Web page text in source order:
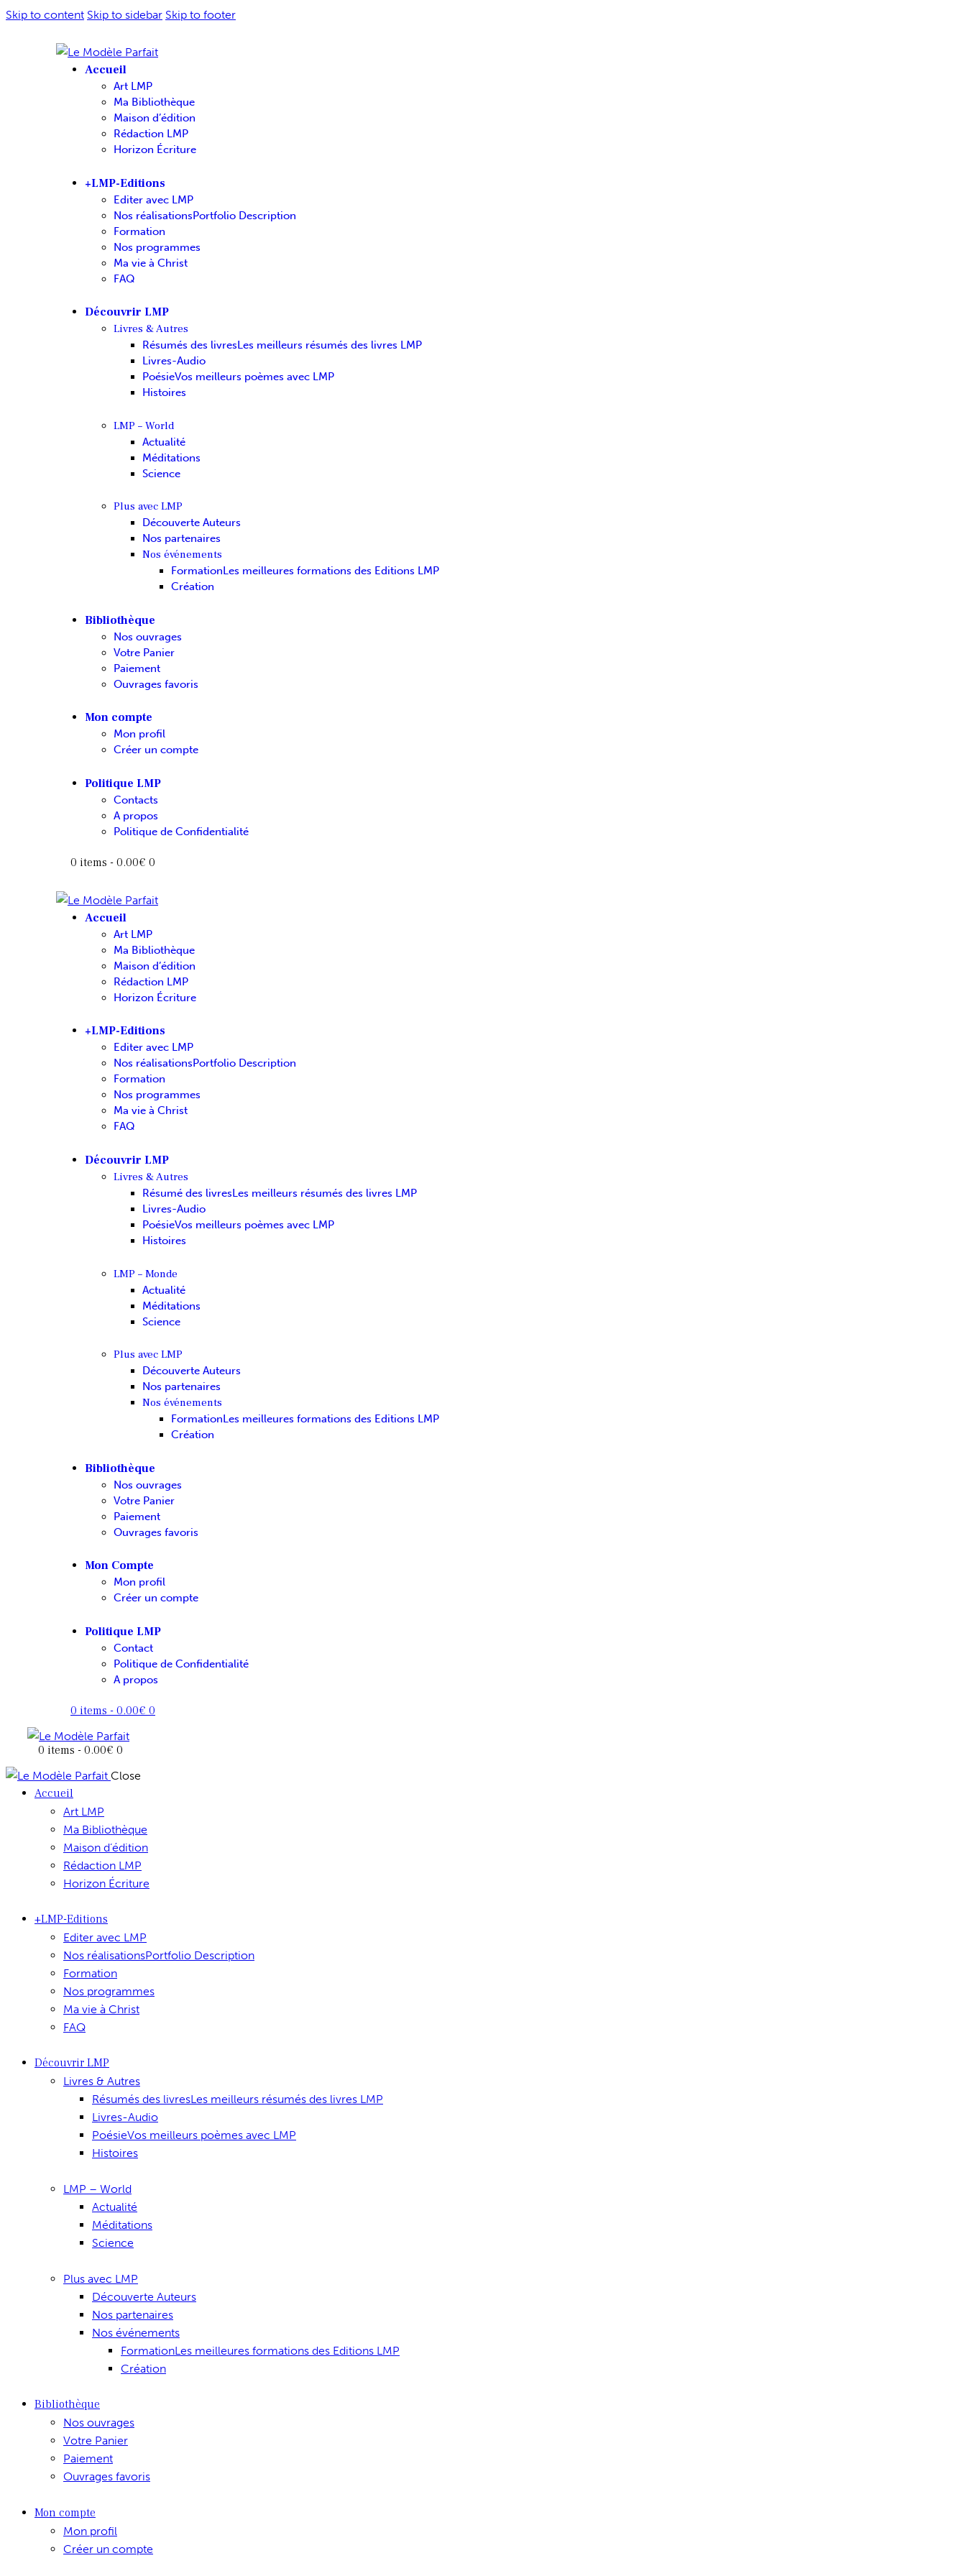
Skip to content Skip to sidebar Skip to footer
Accueil
Art LMP
Ma Bibliothèque
Maison d’édition
Rédaction LMP
Horizon Écriture
+LMP-Editions
Editer avec LMP
Nos réalisationsPortfolio Description
Formation
Nos programmes
Ma vie à Christ
FAQ
Découvrir LMP
Livres & Autres
Résumés des livresLes meilleurs résumés des livres LMP
Livres-Audio
PoésieVos meilleurs poèmes avec LMP
Histoires
LMP – World
Actualité
Méditations
Science
Plus avec LMP
Découverte Auteurs
Nos partenaires
Nos événements
FormationLes meilleures formations des Editions LMP
Création
Bibliothèque
Nos ouvrages
Votre Panier
Paiement
Ouvrages favoris
Mon compte
Mon profil
Créer un compte
Politique LMP
Contacts
A propos
Politique de Confidentialité
0 items - 0.00€ 0
Accueil
Art LMP
Ma Bibliothèque
Maison d’édition
Rédaction LMP
Horizon Écriture
+LMP-Editions
Editer avec LMP
Nos réalisations Portfolio Description
Formation
Nos programmes
Ma vie à Christ
FAQ
Découvrir LMP
Livres & Autres
Résumé des livresLes meilleurs résumés des livres LMP
Livres-Audio
PoésieVos meilleurs poèmes avec LMP
Histoires
LMP – Monde
Actualité
Méditations
Science
Plus avec LMP
Découverte Auteurs
Nos partenaires
Nos événements
FormationLes meilleures formations des Editions LMP
Création
Bibliothèque
Nos ouvrages
Votre Panier
Paiement
Ouvrages favoris
Mon Compte
Mon profil
Créer un compte
Politique LMP
Contact
Politique de Confidentialité
A propos
0 items - 0.00€ 0
0 items - 0.00€ 0
Close
Accueil
Art LMP
Ma Bibliothèque
Maison d’édition
Rédaction LMP
Horizon Écriture
+LMP-Editions
Editer avec LMP
Nos réalisationsPortfolio Description
Formation
Nos programmes
Ma vie à Christ
FAQ
Découvrir LMP
Livres & Autres
Résumés des livresLes meilleurs résumés des livres LMP
Livres-Audio
PoésieVos meilleurs poèmes avec LMP
Histoires
LMP – World
Actualité
Méditations
Science
Plus avec LMP
Découverte Auteurs
Nos partenaires
Nos événements
FormationLes meilleures formations des Editions LMP
Création
Bibliothèque
Nos ouvrages
Votre Panier
Paiement
Ouvrages favoris
Mon compte
Mon profil
Créer un compte